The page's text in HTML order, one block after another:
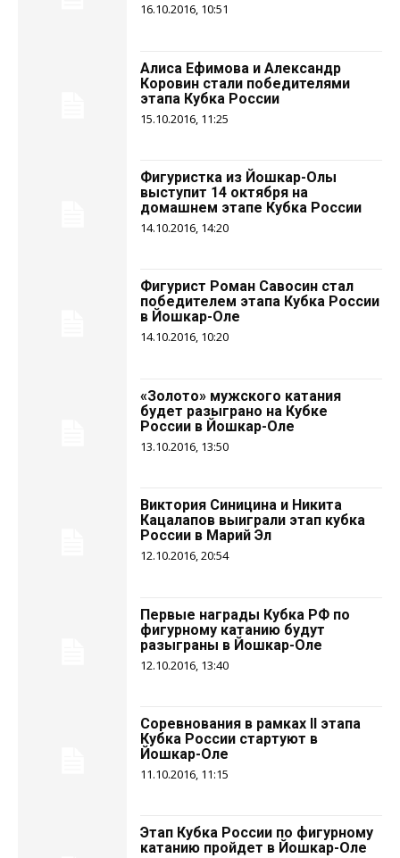
16.10.2016, 10:51
Алиса Ефимова и Александр
Коровин стали победителями
этапа Кубка России
15.10.2016, 11:25
Фигуристка из Йошкар-Олы
выступит 14 октября на
домашнем этапе Кубка России
14.10.2016, 14:20
Фигурист Роман Савосин стал
победителем этапа Кубка России
в Йошкар-Оле
14.10.2016, 10:20
«Золото» мужского катания
будет разыграно на Кубке
России в Йошкар-Оле
13.10.2016, 13:50
Виктория Синицина и Никита
Кацалапов выиграли этап кубка
России в Марий Эл
12.10.2016, 20:54
Первые награды Кубка РФ по
фигурному катанию будут
разыграны в Йошкар-Оле
12.10.2016, 13:40
Соревнования в рамках II этапа
Кубка России стартуют в
Йошкар-Оле
11.10.2016, 11:15
Этап Кубка России по фигурному
катанию пройдет в Йошкар-Оле